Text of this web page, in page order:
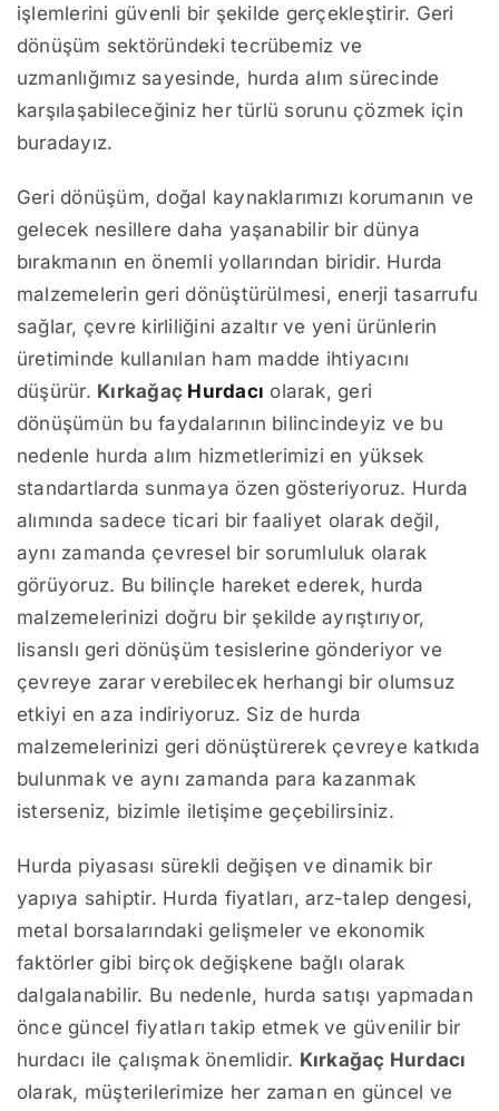
işlemlerini güvenli bir şekilde gerçekleştirir. Geri
dönüşüm sektöründeki tecrübemiz ve
uzmanlığımız sayesinde, hurda alım sürecinde
karşılaşabileceğiniz her türlü sorunu çözmek için
buradayız.
Geri dönüşüm, doğal kaynaklarımızı korumanın ve
gelecek nesillere daha yaşanabilir bir dünya
bırakmanın en önemli yollarından biridir. Hurda
malzemelerin geri dönüştürülmesi, enerji tasarrufu
sağlar, çevre kirliliğini azaltır ve yeni ürünlerin
üretiminde kullanılan ham madde ihtiyacını
düşürür. Kırkağaç Hurdacı olarak, geri
dönüşümün bu faydalarının bilincindeyiz ve bu
nedenle hurda alım hizmetlerimizi en yüksek
standartlarda sunmaya özen gösteriyoruz. Hurda
alımında sadece ticari bir faaliyet olarak değil,
aynı zamanda çevresel bir sorumluluk olarak
görüyoruz. Bu bilinçle hareket ederek, hurda
malzemelerinizi doğru bir şekilde ayrıştırıyor,
lisanslı geri dönüşüm tesislerine gönderiyor ve
çevreye zarar verebilecek herhangi bir olumsuz
etkiyi en aza indiriyoruz. Siz de hurda
malzemelerinizi geri dönüştürerek çevreye katkıda
bulunmak ve aynı zamanda para kazanmak
isterseniz, bizimle iletişime geçebilirsiniz.
Hurda piyasası sürekli değişen ve dinamik bir
yapıya sahiptir. Hurda fiyatları, arz-talep dengesi,
metal borsalarındaki gelişmeler ve ekonomik
faktörler gibi birçok değişkene bağlı olarak
dalgalanabilir. Bu nedenle, hurda satışı yapmadan
önce güncel fiyatları takip etmek ve güvenilir bir
hurdacı ile çalışmak önemlidir. Kırkağaç Hurdacı
olarak, müşterilerimize her zaman en güncel ve